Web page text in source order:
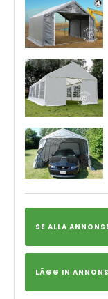
SE ALLA
LÄGG IN ANNONS